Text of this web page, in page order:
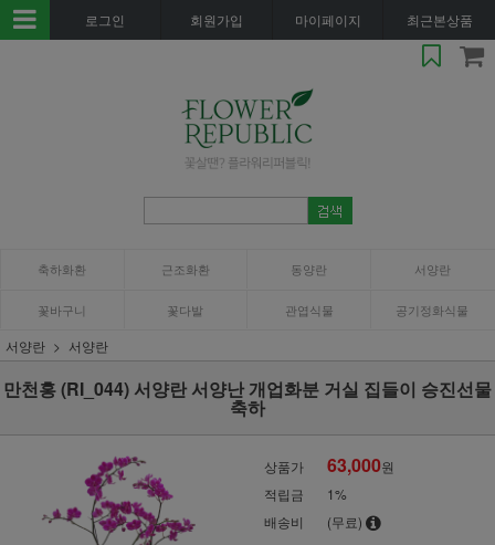
로그인 회원가입 마이페이지 최근본상품
축하화환 근조화환 동양란 서양란
꽃바구니 꽃다발 관엽식물 공기정화식물
서양란 서양란
만천홍 (RI_044) 서양란 서양난 개업화분 거실 집들이 승진선물
축하
상품가 63,000원
적립금
1%
배송비
(무료)